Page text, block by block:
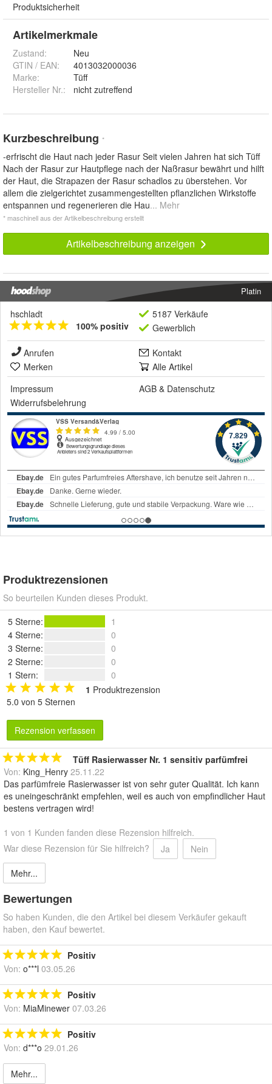
Produktsicherheit
Artikelmerkmale
Zustand:
Neu
GTIN / EAN:
4013032000036
Marke:
Tüff
Hersteller Nr.:
nicht zutreffend
Kurzbeschreibung *
-erfrischt die Haut nach jeder Rasur Seit vielen Jahren hat sich Tüff
Nach der Rasur zur Hautpflege nach der Naßrasur bewährt und hilft
der Haut, die Strapazen der Rasur schadlos zu überstehen. Vor
allem die zielgerichtet zusammengestellten pflanzlichen Wirkstoffe
entspannen und regenerieren die Hau... Mehr
* maschinell aus der Artikelbeschreibung erstellt
Artikelbeschreibung anzeigen
Platin
hschladt
100% positiv
5187 Verkäufe
Gewerblich
Anrufen
Kontakt
Merken
Alle Artikel
Impressum
AGB & Datenschutz
Widerrufsbelehrung
Produktrezensionen
So beurteilen Kunden dieses Produkt.
5 Sterne:
1
4 Sterne:
0
3 Sterne:
0
2 Sterne:
0
1 Stern:
0
1 Produktrezension
5.0 von 5 Sternen
Rezension verfassen
Tüff Rasierwasser Nr. 1 sensitiv parfümfrei
Von: King_Henry 25.11.22
Das parfümfreie Rasierwasser ist von sehr guter Qualität. Ich kann
es uneingeschränkt empfehlen, weil es auch von empfindlicher Haut
bestens vertragen wird!
1 von 1 Kunden fanden diese Rezension hilfreich.
War diese Rezension für Sie hilfreich?
Ja
Nein
Mehr...
Bewertungen
So haben Kunden, die den Artikel bei diesem Verkäufer gekauft
haben, den Kauf bewertet.
Positiv
Von: o***l 03.05.26
Positiv
Von: MiaMinewer 07.03.26
Positiv
Von: d***o 29.01.26
Mehr...